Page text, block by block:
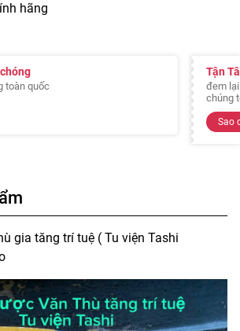
hãng
toàn quốc
Tận
đem
chúng
Sao
gia tăng trí tuệ ( Tu viện Tashi